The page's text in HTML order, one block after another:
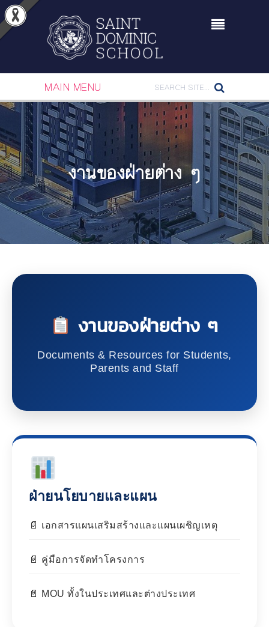
MAIN MENU
งานของฝ่ายต่าง ๆ
งานของฝ่ายต่าง ๆ
Documents & Resources for Students,
Parents and Staff
ฝ่ายนโยบายและแผน
เอกสารแผนเสริมสร้างและแผนเผชิญเหตุ
คู่มือการจัดทำโครงการ
MOU ทั้งในประเทศและต่างประเทศ